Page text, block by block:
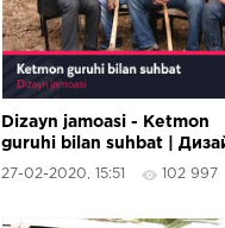
Dizayn jamoasi - Ketmon
guruhi bilan suhbat |
жамоаси - Кетмон гурухи
27-02-2020, 15:51 102 997